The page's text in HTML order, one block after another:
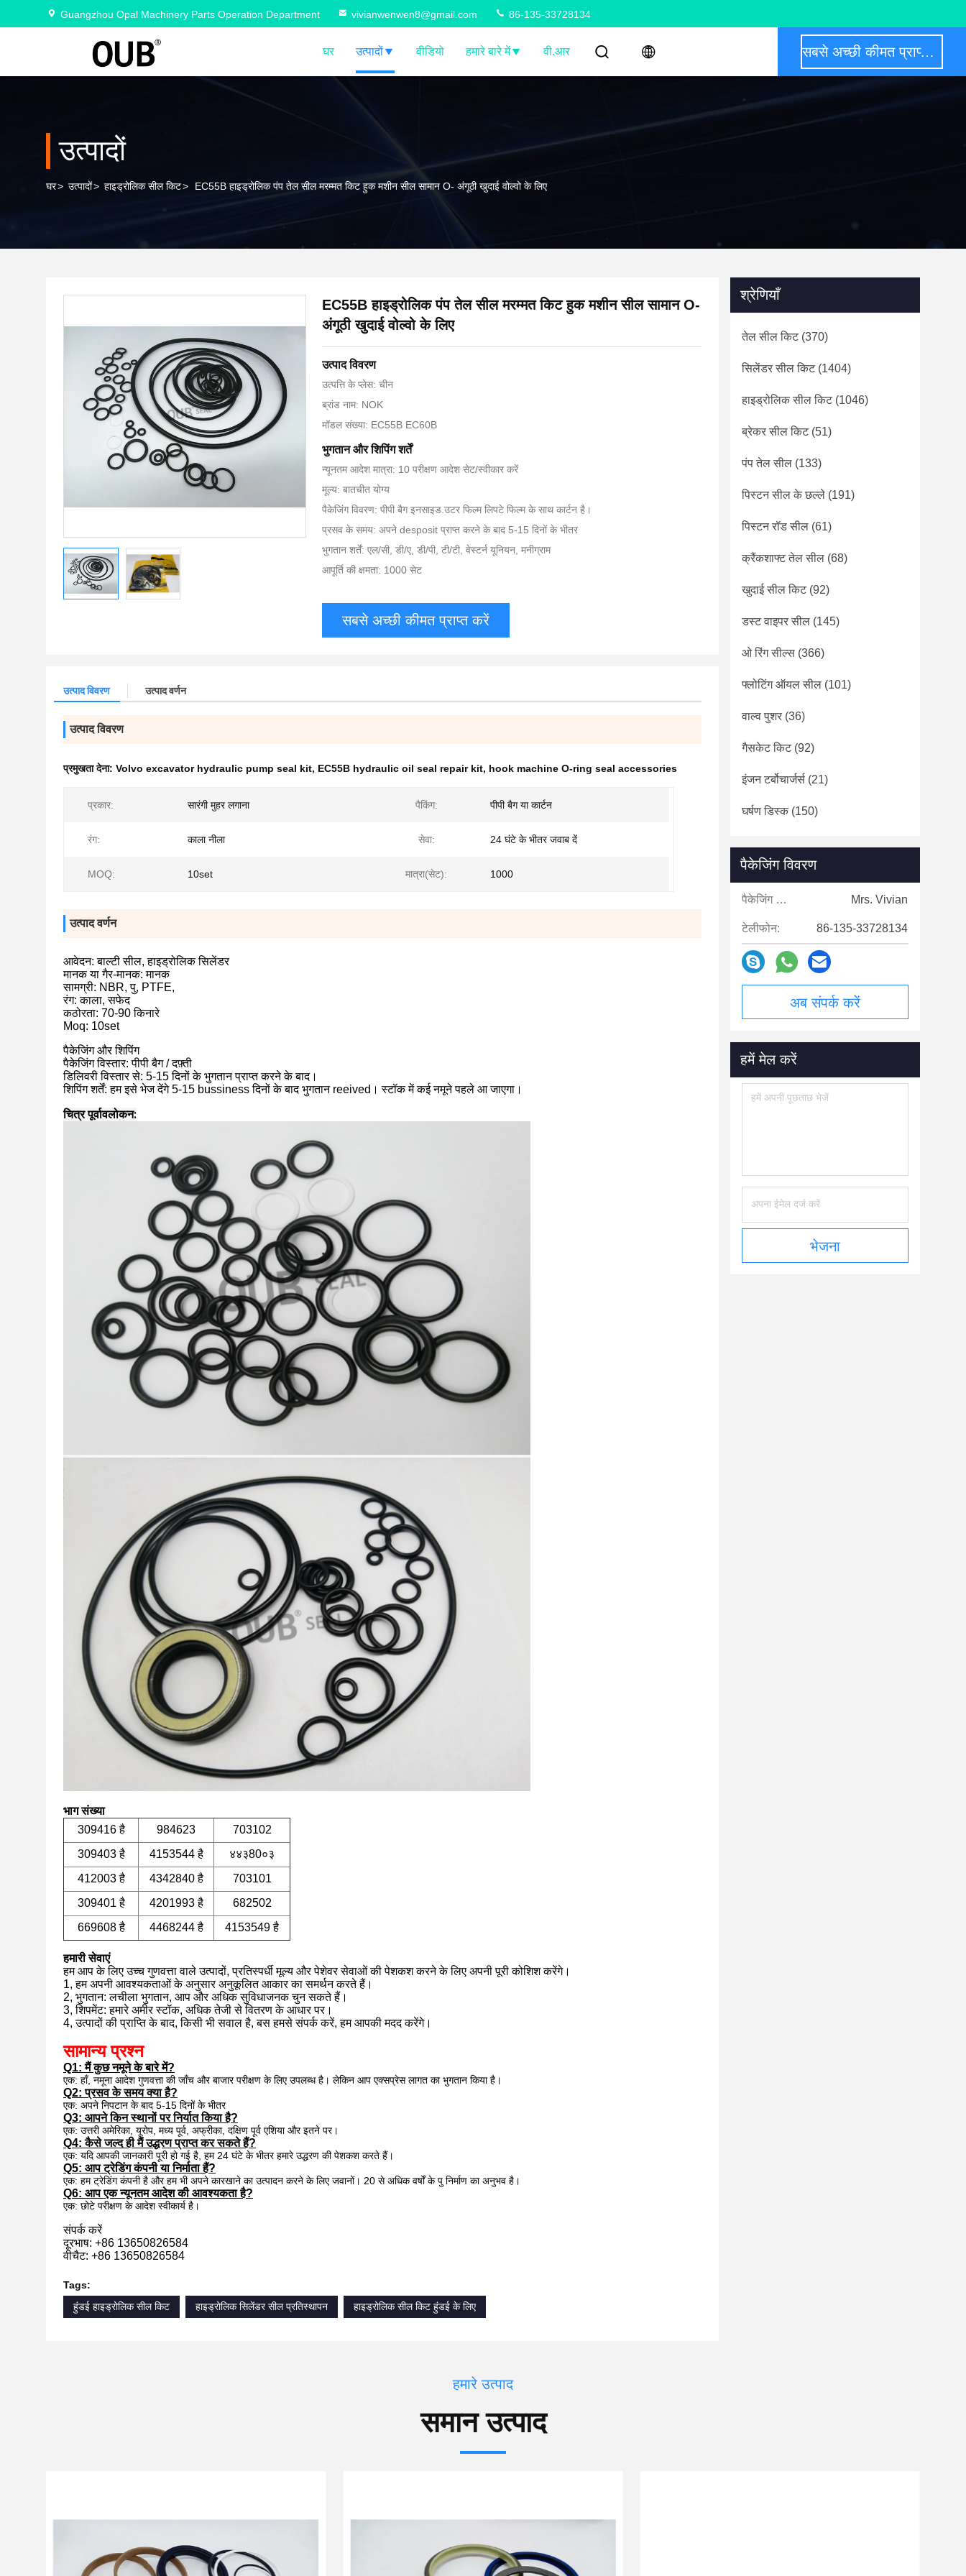
Guangzhou Opal Machinery Parts Operation Department vivianwenwen8@gmail.com 86-135-33728134
घर उत्पादों वीडियो हमारे बारे में वी.आर सबसे अच्छी कीमत प्राप्त करें
उत्पादों
घर> उत्पादों> हाइड्रोलिक सील किट> EC55B हाइड्रोलिक पंप तेल सील मरम्मत किट हुक मशीन सील सामान O- अंगूठी खुदाई वोल्वो के लिए
EC55B हाइड्रोलिक पंप तेल सील मरम्मत किट हुक मशीन सील सामान O-
अंगूठी खुदाई वोल्वो के लिए
उत्पाद विवरण
उत्पत्ति के प्लेस: चीन
ब्रांड नाम: NOK
मॉडल संख्या: EC55B EC60B
भुगतान और शिपिंग शर्तें
न्यूनतम आदेश मात्रा: 10 परीक्षण आदेश सेट/स्वीकार करें
मूल्य: बातचीत योग्य
पैकेजिंग विवरण: पीपी बैग इनसाइड.उटर फिल्म लिपटे फिल्म के साथ कार्टन है।
प्रसव के समय: अपने desposit प्राप्त करने के बाद 5-15 दिनों के भीतर
भुगतान शर्तें: एल/सी, डी/ए, डी/पी, टी/टी, वेस्टर्न यूनियन, मनीग्राम
आपूर्ति की क्षमता: 1000 सेट
सबसे अच्छी कीमत प्राप्त करें
उत्पाद विवरण उत्पाद वर्णन
उत्पाद विवरण
प्रमुखता देना: Volvo excavator hydraulic pump seal kit, EC55B hydraulic oil seal repair kit, hook machine O-ring seal accessories
प्रकार: सारंगी मुहर लगाना पैकिंग: पीपी बैग या कार्टन
रंग: काला नीला सेवा: 24 घंटे के भीतर जवाब दें
MOQ: 10set मात्रा(सेट): 1000
उत्पाद वर्णन
आवेदन: बाल्टी सील, हाइड्रोलिक सिलेंडर
मानक या गैर-मानक: मानक
सामग्री: NBR, पु, PTFE,
रंग: काला, सफेद
कठोरता: 70-90 किनारे
Moq: 10set
पैकेजिंग और शिपिंग
पैकेजिंग विस्तार: पीपी बैग / दफ़्ती
डिलिवरी विस्तार से: 5-15 दिनों के भुगतान प्राप्त करने के बाद।
शिपिंग शर्तें: हम इसे भेज देंगे 5-15 bussiness दिनों के बाद भुगतान reeived। स्टॉक में कई नमूने पहले आ जाएगा।
चित्र पूर्वावलोकन:
भाग संख्या
309416 है
984623
703102
309403 है
4153544 है
४४३80०३
412003 है
4342840 है
703101
309401 है
4201993 है
682502
669608 है
4468244 है 4153549 है
हमारी सेवाएं
हम आप के लिए उच्च गुणवत्ता वाले उत्पादों, प्रतिस्पर्धी मूल्य और पेशेवर सेवाओं की पेशकश करने के लिए अपनी पूरी कोशिश करेंगे।
1, हम अपनी आवश्यकताओं के अनुसार अनुकूलित आकार का समर्थन करते हैं।
2, भुगतान: लचीला भुगतान, आप और अधिक सुविधाजनक चुन सकते हैं।
3, शिपमेंट: हमारे अमीर स्टॉक, अधिक तेजी से वितरण के आधार पर।
4, उत्पादों की प्राप्ति के बाद, किसी भी सवाल है, बस हमसे संपर्क करें, हम आपकी मदद करेंगे।
सामान्य प्रश्न
Q1: मैं कुछ नमूने के बारे में?
एक: हाँ, नमूना आदेश गुणवत्ता की जाँच और बाजार परीक्षण के लिए उपलब्ध है। लेकिन आप एक्सप्रेस लागत का भुगतान किया है।
Q2: प्रसव के समय क्या है?
एक: अपने निपटान के बाद 5-15 दिनों के भीतर
Q3: आपने किन स्थानों पर निर्यात किया है?
एक: उत्तरी अमेरिका, यूरोप, मध्य पूर्व, अफ्रीका, दक्षिण पूर्व एशिया और इतने पर।
Q4: कैसे जल्द ही मैं उद्धरण प्राप्त कर सकते हैं?
एक: यदि आपकी जानकारी पूरी हो गई है, हम 24 घंटे के भीतर हमारे उद्धरण की पेशकश करते हैं।
Q5: आप ट्रेडिंग कंपनी या निर्माता हैं?
एक: हम ट्रेडिंग कंपनी है और हम भी अपने कारखाने का उत्पादन करने के लिए जवानों। 20 से अधिक वर्षों के पु निर्माण का अनुभव है।
Q6: आप एक न्यूनतम आदेश की आवश्यकता है?
एक: छोटे परीक्षण के आदेश स्वीकार्य है।
संपर्क करें
दूरभाष: +86 13650826584
वीचैट: +86 13650826584
Tags:
हुंडई हाइड्रोलिक सील किट
हाइड्रोलिक सिलेंडर सील प्रतिस्थापन हाइड्रोलिक सील किट हुंडई के लिए
श्रेणियाँ
तेल सील किट(370)
सिलेंडर सील किट(1404)
हाइड्रोलिक सील किट(1046)
ब्रेकर सील किट(51)
पंप तेल सील (133)
पिस्टन सील के छल्ले (191)
पिस्टन रॉड सील (61)
क्रैंकशाफ्ट तेल सील (68)
खुदाई सील किट(92)
डस्ट वाइपर सील (145)
ओ रिंग सील्स (366)
फ्लोटिंग ऑयल सील (101)
वाल्व पुशर (36)
गैसकेट किट(92)
इंजन टर्बोचार्जर्स (21)
घर्षण डिस्क (150)
पैकेजिंग विवरण
पैकेजिंग विवरण: Mrs. Vivian
टेलीफोन: 86-135-33728134
अब संपर्क करें
हमें मेल करें
भेजना
हमारे उत्पाद
समान उत्पाद